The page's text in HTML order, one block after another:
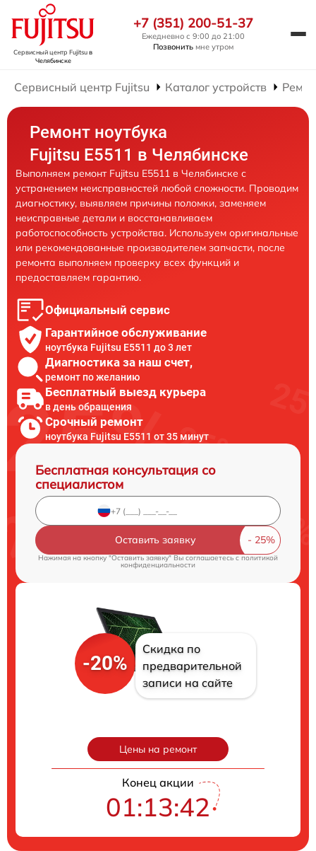
Сервисный центр Fujitsuв
Челябинске
+7 (351) 200-51-37
Ежедневно с 9:00 до 21:00
Позвонить мне утром
Сервисный центр Fujitsu Каталог устройств
Ремонт ноутбука
Fujitsu E5511 в Челябинске
Выполняем ремонт Fujitsu E5511 в Челябинске с
устранением неисправностей любой сложности. Проводим
диагностику, выявляем причины поломки, заменяем
неисправные детали и восстанавливаем
работоспособность устройства. Используем оригинальные
или рекомендованные производителем запчасти, после
ремонта выполняем проверку всех функций и
предоставляем гарантию.
Официальный сервис
Гарантийное обслуживание
ноутбука Fujitsu E5511 до 3 лет
Диагностика за наш счет,
ремонт по желанию
Бесплатный выезд курьера
в день обращения
Срочный ремонт
ноутбука Fujitsu E5511 от 35 минут
Бесплатная консультация со
специалистом
Оставить заявку
Нажимая на кнопку "Оставить заявку" Вы соглашаетесь cполитикой
конфиденциальности
-20%
Скидка по
предварительной
записи на сайте
Цены на ремонт
Конец акции
01:13:41